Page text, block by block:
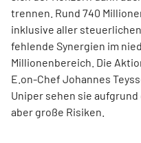
trennen. Rund 740
inklusive aller
fehlende Synergien im
Millionenbereich. Die
E.on-Chef Johannes
Uniper sehen sie
aber große Risiken.